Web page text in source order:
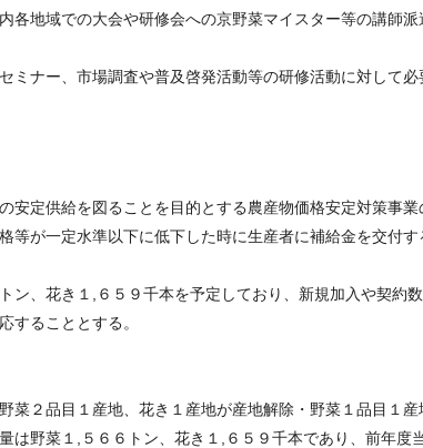
各地域での大会や研修会への京野菜マイスター等の講師派
ミナー、市場調査や普及啓発活動等の研修活動に対して必
安定供給を図ることを目的とする農産物価格安定対策事業
等が一定水準以下に低下した時に生産者に補給金を交付す
ン、花き１,６５９千本を予定しており、新規加入や契約
することとする。
菜２品目１産地、花き１産地が産地解除・野菜１品目１産
は野菜１,５６６トン、花き１,６５９千本であり、前年度